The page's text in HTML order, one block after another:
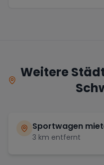
Weitere
Sportwagen
3 km entfernt